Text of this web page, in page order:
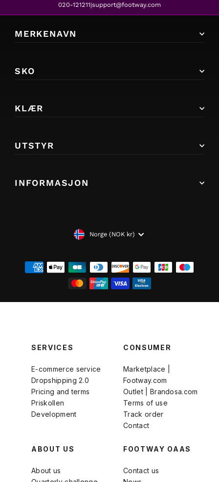
020-121211|support@footway.com
MERKENAVN
SKO
KLÆR
UTSTYR
INFORMASJON
VALUTANorge (NOK kr)
SERVICES
E-commerce service
Dropshipping 2.0
Pricing and terms
Priskollen
Development
CONSUMER
Marketplace |
Footway.com
Outlet | Brandosa.com
Terms of use
Track order
Contact
ABOUT US
About us
FOOTWAY OAAS
Contact us